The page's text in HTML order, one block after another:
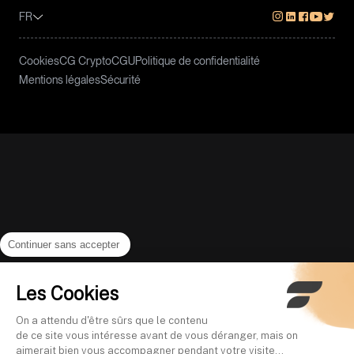
Continuer sans accepter
Les Cookies
On a attendu d'être sûrs que le contenu
de ce site vous intéresse avant de vous déranger, mais on
aimerait bien vous accompagner pendant votre visite...
FR
CookiesCG CryptoCGUPolitique de confidentialité
Mentions légalesSécurité